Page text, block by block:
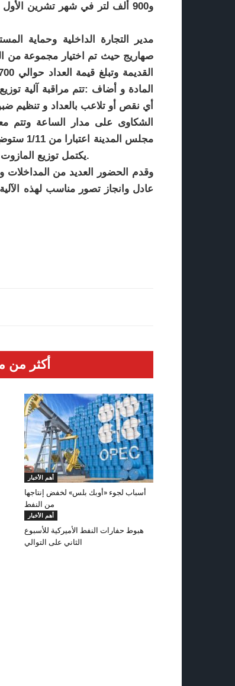
و900 ألف لتر في شهر تشرين
مدير التجارة الداخلية وحماية
صهاريج حيث تم اختيار مجموعة من
المادة و أضاف :تتم مراقبة آلية
أي نقص أو تلاعب بالعداد و تنظيم
الشكاوى على مدار الساعة وتتم
مجلس
يكتمل توزيع المازوت لجميع العائلات سيتعرض المختار ولجنة الحي للمساءلة القانونية.
وقدم الحضور العديد من المداخلات
عادل وانجاز تصور مناسب لهذه
أكثر من
أهم الأخبار
أسباب لجوء «أوبك بلس» لخفض إنتاجها
من النفط
أهم الأخبار
هبوط حفارات النفط الأميركية للأسبوع
الثاني على التوالي